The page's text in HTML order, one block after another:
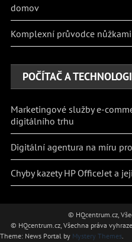
domov
Komplexní průvodce
POČÍTAČ A
Marketingové služby e-
digitálního trhu
Digitální agentura na míru
Chyby kazety HP OfficeJet a
© HQcentrum.cz,
© HQcentrum.cz, Všechna práva
Theme: News Portal by Mystery Themes.